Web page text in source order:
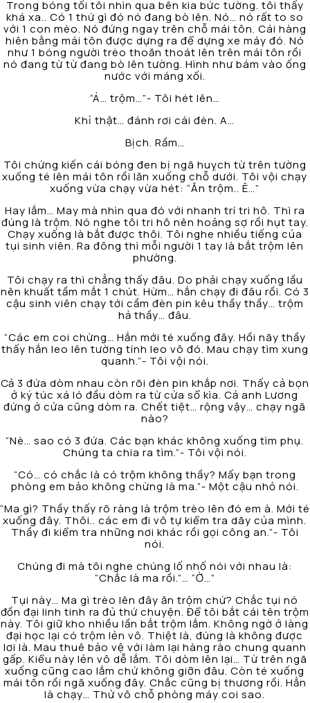
Trong bóng tối tôi nhìn qua bên kia bức tường. tôi thấy
khá xa.. Có 1 thứ gì đó nó đang bò lên. Nó… nó rất to so
với 1 con mèo. Nó đứng ngay trên chỗ mái tôn. Cái hàng
hiên bằng mái tôn được dựng ra để dựng xe máy đó. Nó
như 1 bóng người trèo thoăn thoát lên trên mái tôn rồi
nó đang từ từ đang bò lên tường. Hình như bám vào ống
nước với máng xối.
“Á… trộm…”- Tôi hét lên…
Khỉ thật… đánh rơi cái đèn. A…
Bịch. Rầm…
Tôi chứng kiến cái bóng đen bị ngã huỵch từ trên tường
xuống té lên mái tôn rồi lăn xuống chỗ dưới. Tôi vội chạy
xuống vừa chạy vừa hét: “Ăn trộm.. Ê…”
Hay lắm… May mà nhìn qua đó với nhanh trí tri hô. Thì ra
đúng là trộm. Nó nghe tôi tri hô nên hoảng sợ rồi hụt tay.
Chạy xuống là bắt được thôi. Tôi nghe nhiều tiếng của
tụi sinh viên. Ra đông thì mỗi người 1 tay là bắt trộm lên
phường.
Tôi chạy ra thì chẳng thấy đâu. Do phải chạy xuống lầu
nên khuất tầm mắt 1 chút. Hừm… hắn chạy đi đâu rồi. Có 3
cậu sinh viên chạy tới cầm đèn pin kêu thầy thầy… trộm
hả thầy… đâu.
“Các em coi chừng… Hắn mới té xuống đây. Hồi nãy thầy
thấy hắn leo lên tường tính leo vô đó. Mau chạy tìm xung
quanh.”- Tôi vội nói.
Cả 3 đứa dòm nhau còn rõi đèn pin khắp nơi. Thấy cả bọn
ở ký túc xá ló đầu dòm ra từ cửa sổ kìa. Cả anh Lương
đứng ở cửa cũng dòm ra. Chết tiệt… rộng vậy… chạy ngã
nào?
“Nè… sao có 3 đứa. Các bạn khác không xuống tìm phụ.
Chúng ta chia ra tìm.”- Tôi vội nói.
“Có… có chắc là có trộm không thầy? Mấy bạn trong
phòng em bảo không chừng là ma.”- Một cậu nhỏ nói.
“Ma gì? Thầy thấy rõ ràng là trộm trèo lên đó em à. Mới té
xuống đây. Thôi.. các em đi vô tự kiểm tra dãy của mình.
Thầy đi kiểm tra những nơi khác rồi gọi công an.”- Tôi
nói.
Chúng đi mà tôi nghe chúng lố nhố nói với nhau là:
“Chắc là ma rồi.”… “Ờ…”
Tụi này… Ma gì trèo lên đây ăn trộm chứ? Chắc tụi nó
đồn đại linh tinh ra đủ thứ chuyện. Để tôi bắt cái tên trộm
này. Tôi giữ kho nhiều lần bắt trộm lắm. Không ngờ ở làng
đại học lại có trộm lẻn vô. Thiệt là, đúng là không được
lơi là. Mau thuê bảo vệ với làm lại hàng rào chung quanh
gấp. Kiểu này lẻn vô dễ lắm. Tôi dòm lên lại… Từ trên ngã
xuống cũng cao lắm chứ không giỡn đâu. Còn té xuống
mái tôn rồi ngã xuống đây. Chắc cũng bị thương rồi. Hẳn
là chạy… Thử vô chỗ phòng máy coi sao.